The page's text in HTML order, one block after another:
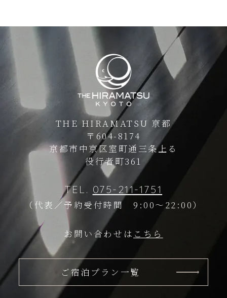
THE HIRAMATSU 京都
〒604-8174
京都市中京区室町通三条上る
役行者町361
TEL. 075-211-1751
（代表／予約受付時間 9:00～22:00）
お問い合わせは こちら
ご宿泊プラン一覧